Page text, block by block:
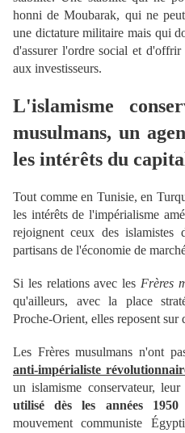
honni de Moubarak, qui ne
une dictature militaire mais qui
d'assurer l'ordre social et
aux investisseurs.
L'islamisme
musulmans, un
les intérêts du
Tout comme en Tunisie, en
les intérêts de l'impérialisme
rejoignent ceux des islamistes
partisans de l'économie de
Si les relations avec les Frères
qu'ailleurs, avec la place
Proche-Orient, elles reposent sur
Les Frères musulmans n'ont
anti-impérialiste
un islamisme conservateur,
utilisé dès les années
mouvement communiste